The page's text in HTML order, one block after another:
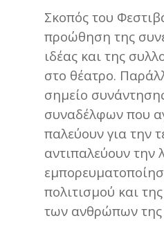
Σκοπός του
προώθηση της
ιδέας και της
στο θέατρο.
σημείο
συναδέλφων που
παλεύουν για την
αντιπαλεύουν την
πολιτισμού και
των ανθρώπων της